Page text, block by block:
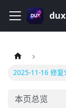
2025-11-16 修
本页总览